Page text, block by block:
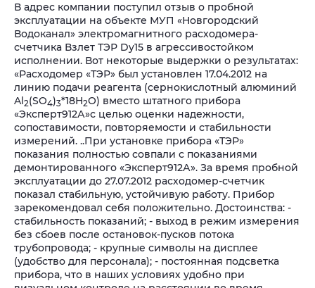
В адрес компании поступил отзыв о пробной
эксплуатации на объекте МУП «Новгородский
Водоканал» электромагнитного расходомера-
счетчика Взлет ТЭР Dy15 в агрессивостойком
исполнении. Вот некоторые выдержки о результатах:
«Расходомер «ТЭР» был установлен 17.04.2012 на
линию подачи реагента (сернокислотный алюминий
Al2(SO4)3*18H2O) вместо штатного прибора
«Эксперт912А»с целью оценки надежности,
сопоставимости, повторяемости и стабильности
измерений. ..При установке прибора «ТЭР»
показания полностью совпали с показаниями
демонтированного «Эксперт912А». За время пробной
эксплуатации до 27.07.2012 расходомер-счетчик
показал стабильную, устойчивую работу. Прибор
зарекомендовал себя положительно. Достоинства: -
стабильность показаний; - выход в режим измерения
без сбоев после остановок-пусков потока
трубопровода; - крупные символы на дисплее
(удобство для персонала); - постоянная подсветка
прибора, что в наших условиях удобно при